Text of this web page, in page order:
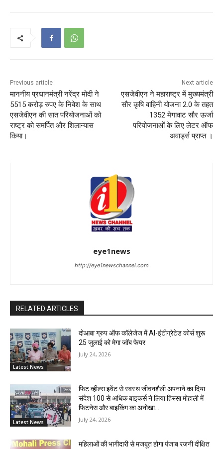
Previous article
माननीय प्रधानमंत्री नरेंद्र मोदी ने
5515 करोड़ रुपए के निवेश के साथ
एसजेवीएन की सात परियोजनाओं को
राष्ट्र को समर्पित और शिलान्‍यास
किया।
Next article
एसजेवीएन ने महाराष्ट्र में मुख्यमंत्री
सौर कृषि वाहिनी योजना 2.0 के तहत
1352 मेगावाट सौर ऊर्जा
परियोजनाओं के लिए लेटर ऑफ
अवार्ड्स प्राप्त ।
eye1news
http://eye1newschannel.com
RELATED ARTICLES
Latest News
दोआबा ग्रुप ऑफ कॉलेजेज में AI-इंटीग्रेटेड कोर्स शुरू
25 जुलाई को मेगा जॉब फेयर
July 24, 2026
Latest News
फिट व्हील्स इवेंट से स्वस्थ जीवनशैली अपनाने का दिया
संदेश 100 से अधिक बाइकर्स ने लिया हिस्सा मोहाली में
फिटनेस और बाइकिंग का अनोखा...
July 24, 2026
महिलाओं की भागीदारी से मजबूत होगा पंजाब रजनी दीक्षित